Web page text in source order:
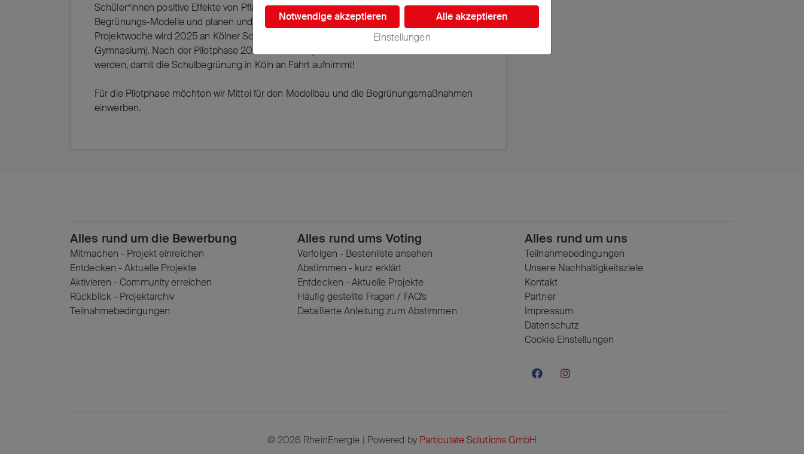
Notwendige akzeptieren
Alle akzeptieren
Einstellungen
Schüler*innen positive Effekte von Pflanzen kennen, bauen selbstständig kleine
Begrünungs-Modelle und planen und realisieren eine Schulbegrünungsmaßnahme. Die
Projektwoche wird 2025 an Kölner Schulen getestet und evaluiert (u.a. Erich-Kästner-
Gymnasium). Nach der Pilotphase 2025 soll die Projektwoche an Kölner Schulen verbreitet
werden, damit die Schulbegrünung in Köln an Fahrt aufnimmt!
Für die Pilotphase möchten wir Mittel für den Modellbau und die Begrünungsmaßnahmen
einwerben.
Alles rund um die Bewerbung
Mitmachen - Projekt einreichen
Entdecken - Aktuelle Projekte
Aktivieren - Community erreichen
Rückblick - Projektarchiv
Teilnahmebedingungen
Alles rund ums Voting
Verfolgen - Bestenliste ansehen
Abstimmen - kurz erklärt
Entdecken - Aktuelle Projekte
Häufig gestellte Fragen / FAQ’s
Detaillierte Anleitung zum Abstimmen
Alles rund um uns
Teilnahmebedingungen
Unsere Nachhaltigkeitsziele
Kontakt
Partner
Impressum
Datenschutz
Cookie Einstellungen
© 2026 RheinEnergie | Powered by Particulate Solutions GmbH